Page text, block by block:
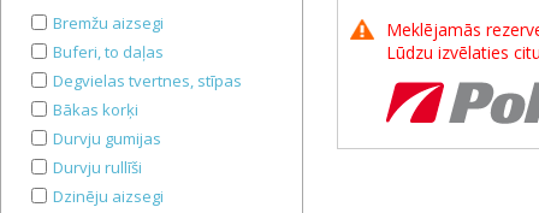
Bremžu aizsegi
Buferi, to daļas
Degvielas tvertnes, stīpas
Bākas korķi
Durvju gumijas
Durvju rullīši
Dzinēju aizsegi
Meklējamās
Lūdzu izvēlaties